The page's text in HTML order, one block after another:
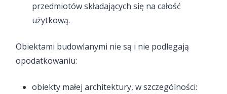
przedmiotów składających się na całość
użytkową.
Obiektami budowlanymi nie są i nie podlegają
opodatkowaniu:
obiekty małej architektury, w szczególności: